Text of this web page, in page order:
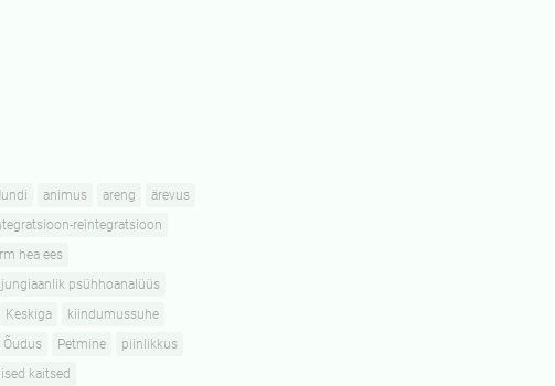
animus areng
ärevus
reintegratsioon
hea ees
jungiaanlik psühhoanalüüs
Keskiga
kiindumussuhe
Õudus Petmine
piinlikkus
kaitsed